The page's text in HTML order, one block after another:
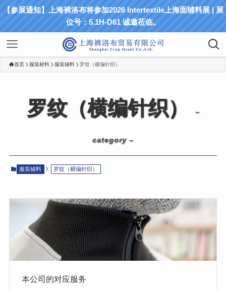
【参展通知】上海裤洛布将参加2026 Intertextile上海面辅料展 | 展
位号：5.1H-D61 诚邀莅临。
首页 服装材料 服装辅料 罗纹（横编针织）
罗纹（横编针织） –
category –
服装辅料 罗纹（横编针织）
本公司的对应服务